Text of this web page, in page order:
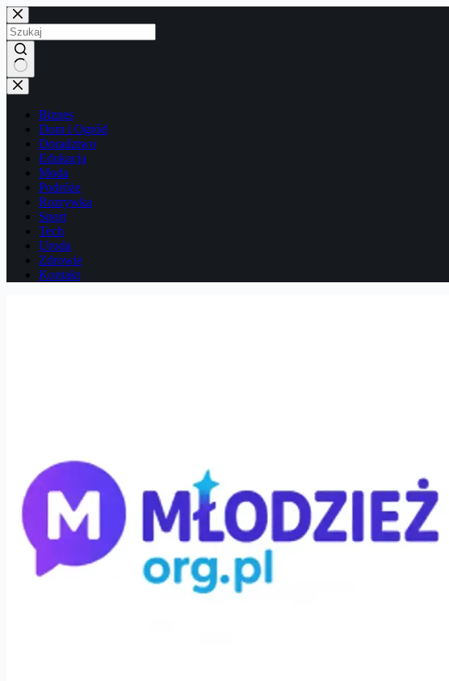
Przejdź
do
treści
Brak
wyników
Biznes
Dom i Ogród
Doradztwo
Edukacja
Moda
Podróże
Rozrywka
Sport
Tech
Uroda
Zdrowie
Kontakt